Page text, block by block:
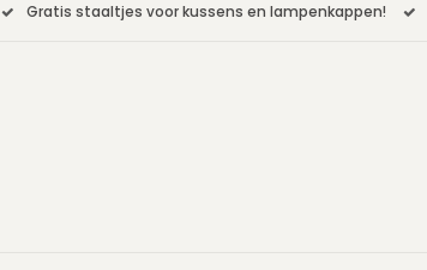
Gratis staaltjes voor kussens en lampenkappen!